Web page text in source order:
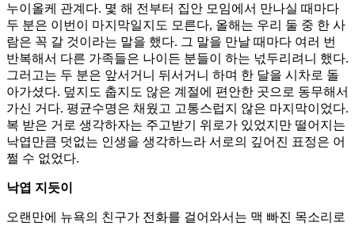
누이올케 관계다. 몇 해 전부터 집안 모임에서 만나실 때마다
두 분은 이번이 마지막일지도 모른다, 올해는 우리 둘 중 한 사
람은 꼭 갈 것이라는 말을 했다. 그 말을 만날 때마다 여러 번
반복해서 다른 가족들은 나이든 분들이 하는 넋두리려니 했다.
그러고는 두 분은 앞서거니 뒤서거니 하며 한 달을 시차로 돌
아가셨다. 덮지도 춥지도 않은 계절에 편안한 곳으로 동무해서
가신 거다. 평균수명은 채웠고 고통스럽지 않은 마지막이었다.
복 받은 거로 생각하자는 주고받기 위로가 있었지만 떨어지는
낙엽만큼 덧없는 인생을 생각하느라 서로의 깊어진 표정은 어
쩔 수 없었다.
낙엽 지듯이
오랜만에 뉴욕의 친구가 전화를 걸어와서는 맥 빠진 목소리로